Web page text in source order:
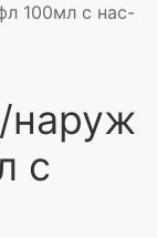
100мл с нас-
наруж
с